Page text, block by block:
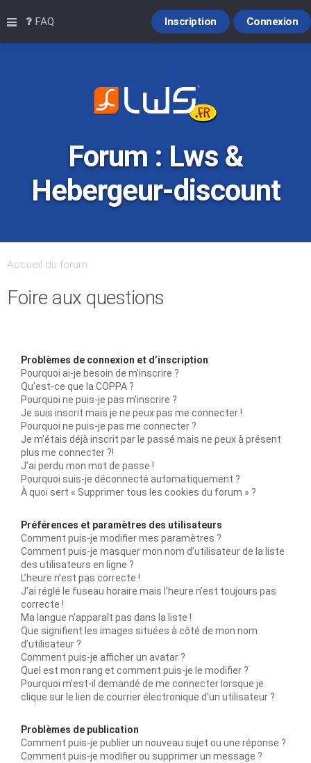
Raccourcis
FAQ Connexion
Inscription
Forum : Lws &
Hebergeur-discount
Accueil du forum
Foire aux questions
Problèmes de connexion et d’inscription
Pourquoi ai-je besoin de m’inscrire ?
Qu’est-ce que la COPPA ?
Pourquoi ne puis-je pas m’inscrire ?
Je suis inscrit mais je ne peux pas me connecter !
Pourquoi ne puis-je pas me connecter ?
Je m’étais déjà inscrit par le passé mais ne peux à présent
plus me connecter ?!
J’ai perdu mon mot de passe !
Pourquoi suis-je déconnecté automatiquement ?
À quoi sert « Supprimer tous les cookies du forum » ?
Préférences et paramètres des utilisateurs
Comment puis-je modifier mes paramètres ?
Comment puis-je masquer mon nom d’utilisateur de la liste
des utilisateurs en ligne ?
L’heure n’est pas correcte !
J’ai réglé le fuseau horaire mais l’heure n’est toujours pas
correcte !
Ma langue n’apparaît pas dans la liste !
Que signifient les images situées à côté de mon nom
d’utilisateur ?
Comment puis-je afficher un avatar ?
Quel est mon rang et comment puis-je le modifier ?
Pourquoi m’est-il demandé de me connecter lorsque je
clique sur le lien de courrier électronique d’un utilisateur ?
Problèmes de publication
Comment puis-je publier un nouveau sujet ou une réponse ?
Comment puis-je modifier ou supprimer un message ?